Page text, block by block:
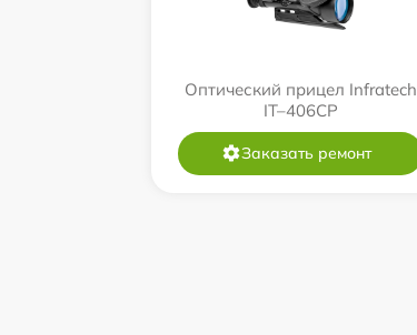
Оптический прицел Infratech
IT–406СP
Заказать ремонт